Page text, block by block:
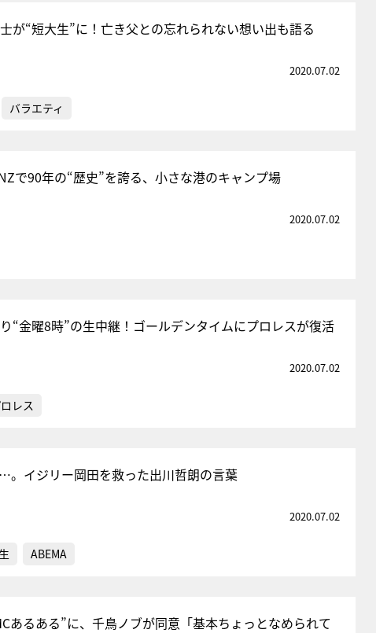
が“短大生”に！亡き父との忘れられない想い出も語る
2020.07.02
バラエティ
で90年の“歴史”を誇る、小さな港のキャンプ場
2020.07.02
“金曜8時”の生中継！ゴールデンタイムにプロレスが復活
2020.07.02
レス
。イジリー岡田を救った出川哲朗の言葉
2020.07.02
ABEMA
あるある”に、千鳥ノブが同意「基本ちょっとなめられて